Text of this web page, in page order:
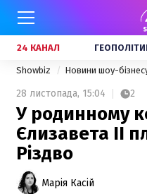
24 КАНАЛ
Showbiz Новини шоу-
28 листопада, 15:04 2
У родинному
Єлизавета ІІ
Різдво
Марія Касій